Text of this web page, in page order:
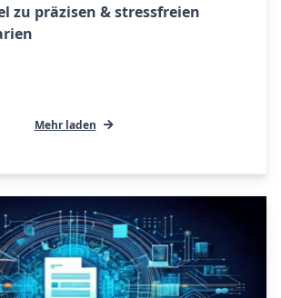
zu präzisen & stressfreien
Mehr laden